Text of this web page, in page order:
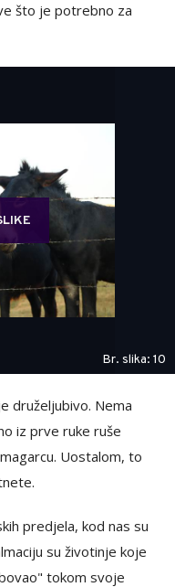
što je potrebno za
Br. slika: 10
druželjubivo. Nema
iz prve ruke ruše
Uostalom, to
predjela, kod nas su
su životinje koje
tokom svoje